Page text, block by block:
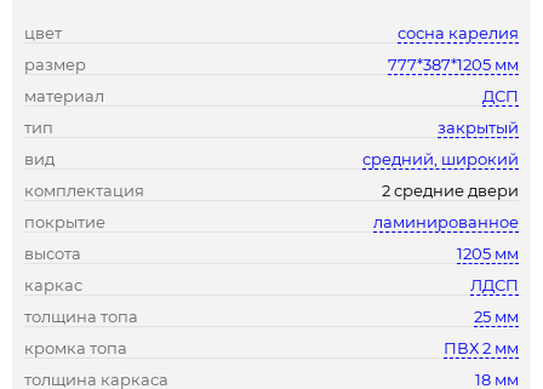
цвет
сосна карелия
размер
777*387*1205 мм
материал
ДСП
тип
закрытый
вид
средний, широкий
комплектация
2 средние двери
покрытие
ламинированное
высота
1205 мм
каркас
ЛДСП
толщина топа
25 мм
кромка топа
ПВХ 2 мм
толщина каркаса
18 мм